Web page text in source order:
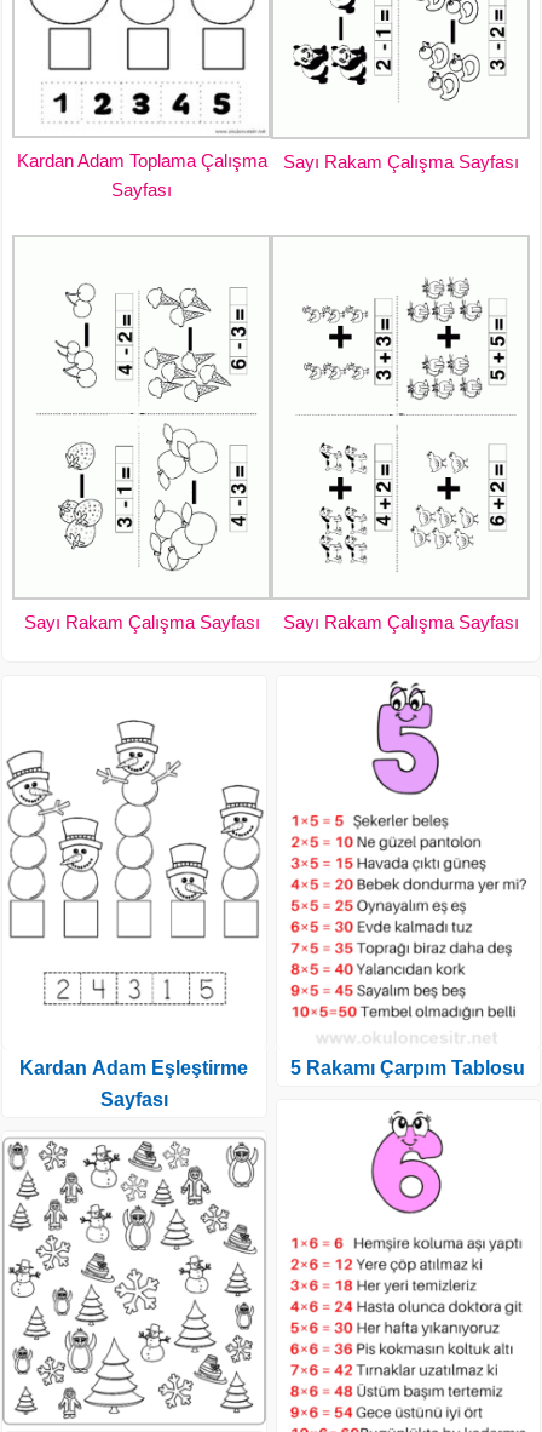
Kardan Adam Toplama Çalışma
Sayfası
Sayı Rakam Çalışma Sayfası
Sayı Rakam Çalışma Sayfası Sayı Rakam Çalışma Sayfası
Kardan Adam Eşleştirme
Sayfası
5 Rakamı Çarpım Tablosu